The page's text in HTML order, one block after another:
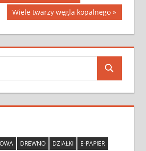
Next
Post:
Wiele twarzy węgla kopalnego
Search
DREWNO DZIAŁKI
E-PAPIER